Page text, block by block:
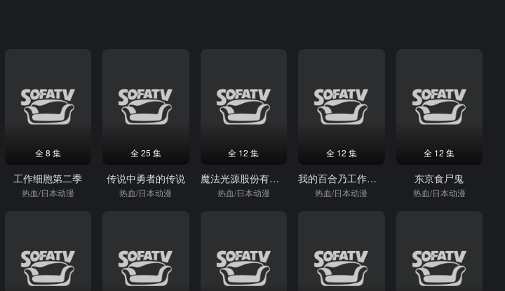
全 8 集
工作细胞第二季
热血/日本动漫
全 25 集
传说中勇者的传说
热血/日本动漫
全 12 集
魔法光源股份有限公司
热血/日本动漫
全 12 集
我的百合乃工作是也
热血/日本动漫
全 12 集
东京食尸鬼
热血/日本动漫